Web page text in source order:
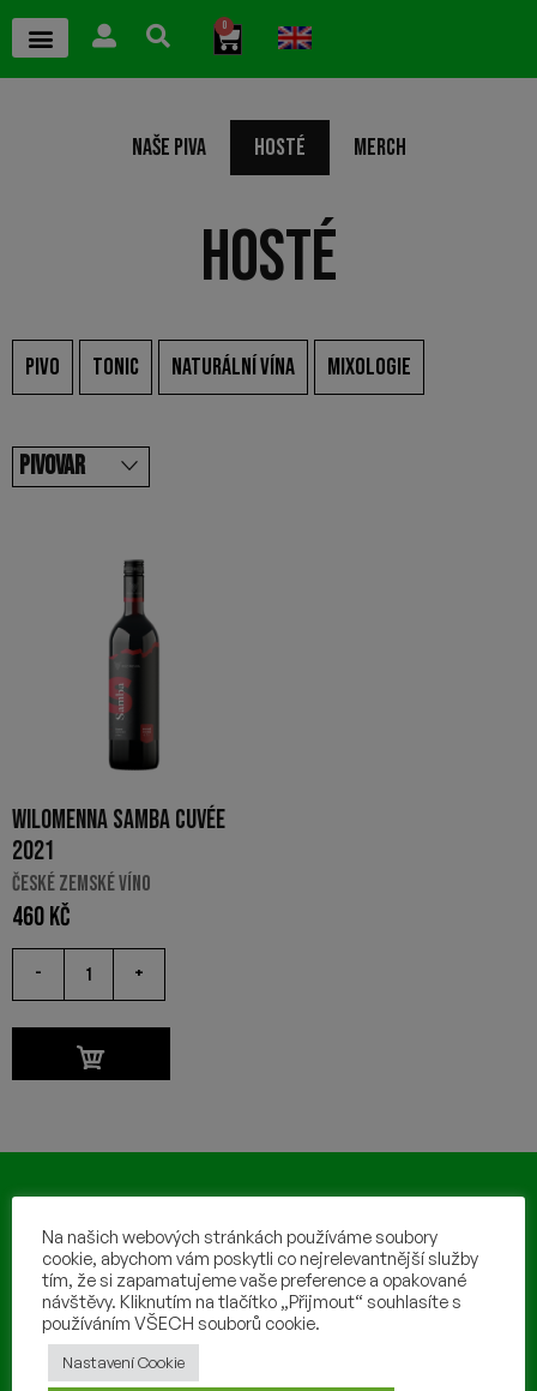
0
NAŠE PIVA HOSTÉ MERCH
HOSTÉ
PIVO TONIC NATURÁLNÍ VÍNA MIXOLOGIE
PIVOVAR
WILOMENNA SAMBA CUVÉE
2021
ČESKÉ ZEMSKÉ VÍNO
460Kč
- +
O NÁS
Na našich webových stránkách používáme soubory
cookie, abychom vám poskytli co nejrelevantnější služby
tím, že si zapamatujeme vaše preference a opakované
návštěvy. Kliknutím na tlačítko „Přijmout“ souhlasíte s
používáním VŠECH souborů cookie.
Nastavení Cookie